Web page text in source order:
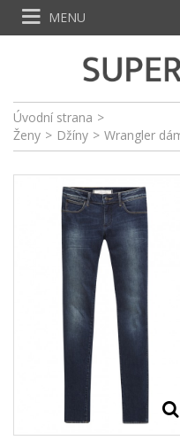
Úvodní strana >
Ženy > Džíny > Wrangler
MENU